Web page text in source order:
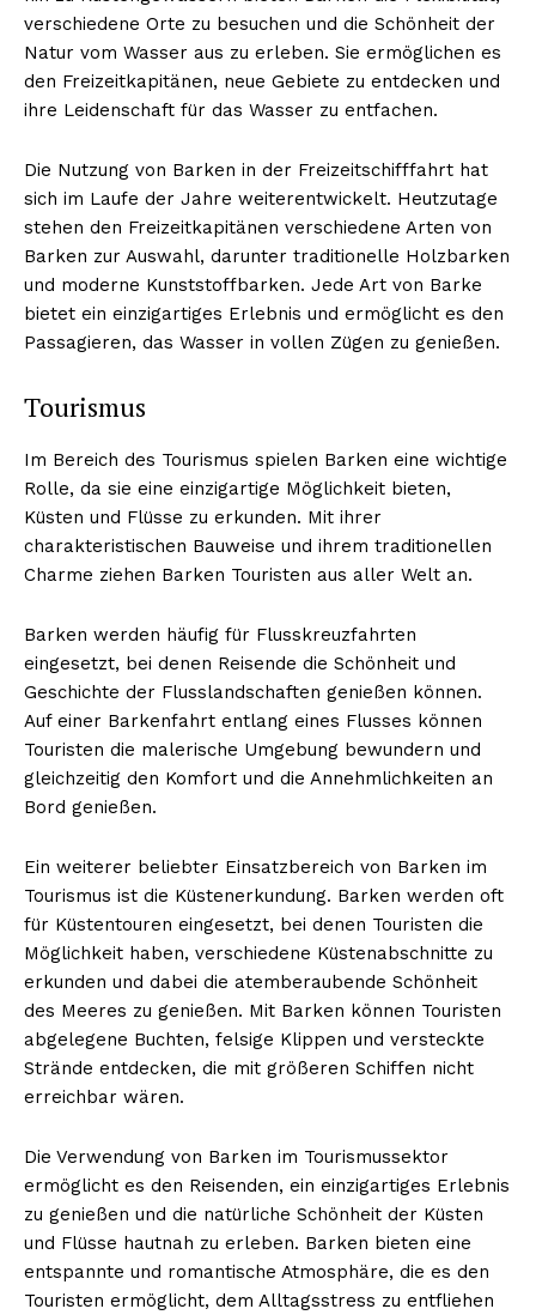
NEWSLETTER ABONNIEREN
Inhalte
verschiedene Orte zu besuchen und die Schönheit der
Natur vom Wasser aus zu erleben. Sie ermöglichen es
den Freizeitkapitänen, neue Gebiete zu entdecken und
ihre Leidenschaft für das Wasser zu entfachen.
Die Nutzung von Barken in der Freizeitschifffahrt hat
sich im Laufe der Jahre weiterentwickelt. Heutzutage
stehen den Freizeitkapitänen verschiedene Arten von
Barken zur Auswahl, darunter traditionelle Holzbarken
und moderne Kunststoffbarken. Jede Art von Barke
bietet ein einzigartiges Erlebnis und ermöglicht es den
Passagieren, das Wasser in vollen Zügen zu genießen.
Tourismus
Im Bereich des Tourismus spielen Barken eine wichtige
Rolle, da sie eine einzigartige Möglichkeit bieten,
Küsten und Flüsse zu erkunden. Mit ihrer
charakteristischen Bauweise und ihrem traditionellen
Charme ziehen Barken Touristen aus aller Welt an.
Barken werden häufig für Flusskreuzfahrten
eingesetzt, bei denen Reisende die Schönheit und
Geschichte der Flusslandschaften genießen können.
Auf einer Barkenfahrt entlang eines Flusses können
Touristen die malerische Umgebung bewundern und
gleichzeitig den Komfort und die Annehmlichkeiten an
Bord genießen.
Ein weiterer beliebter Einsatzbereich von Barken im
Tourismus ist die Küstenerkundung. Barken werden oft
für Küstentouren eingesetzt, bei denen Touristen die
Möglichkeit haben, verschiedene Küstenabschnitte zu
erkunden und dabei die atemberaubende Schönheit
des Meeres zu genießen. Mit Barken können Touristen
abgelegene Buchten, felsige Klippen und versteckte
Strände entdecken, die mit größeren Schiffen nicht
erreichbar wären.
Die Verwendung von Barken im Tourismussektor
ermöglicht es den Reisenden, ein einzigartiges Erlebnis
zu genießen und die natürliche Schönheit der Küsten
und Flüsse hautnah zu erleben. Barken bieten eine
entspannte und romantische Atmosphäre, die es den
Touristen ermöglicht, dem Alltagsstress zu entfliehen